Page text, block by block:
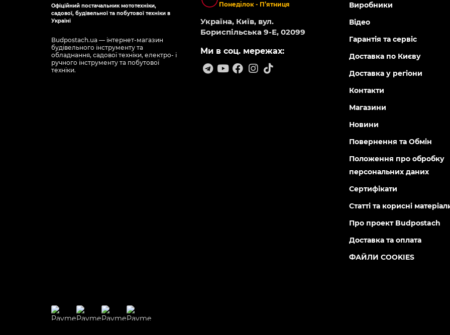
Офіційний постачальник мототехніки,
садової, будівельної та побутової техніки в
Україні
Budpostach.ua — інтернет-магазин
будівельного інструменту та
обладнання, садової техніки, електро- і
ручного інструменту та побутової
техніки.
Понеділок - П’ятниця
Україна, Київ, вул.
Бориспільська 9-Е, 02099
Ми в соц. мережах:
Виробники
Відео
Гарантія та сервіс
Доставка по Києву
Доставка у регіони
Контакти
Магазини
Новини
Повернення та Обмін
Положення про обробку
персональних даних
Сертифікати
Статті та корисні
Про проект Budpostach
Доставка та оплата
ФАЙЛИ COOKIES